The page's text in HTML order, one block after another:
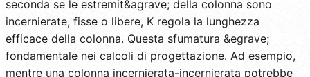
seconda se le estremit&agrave; della colonna sono
incernierate, fisse o libere, K regola la lunghezza
efficace della colonna. Questa sfumatura &egrave;
fondamentale nei calcoli di progettazione. Ad esempio,
mentre una colonna incernierata-incernierata potrebbe